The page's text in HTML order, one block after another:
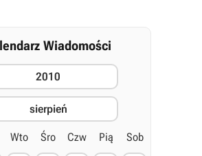
Wiadomości
2010
sierpień
Wto Śro Czw Pią Sob